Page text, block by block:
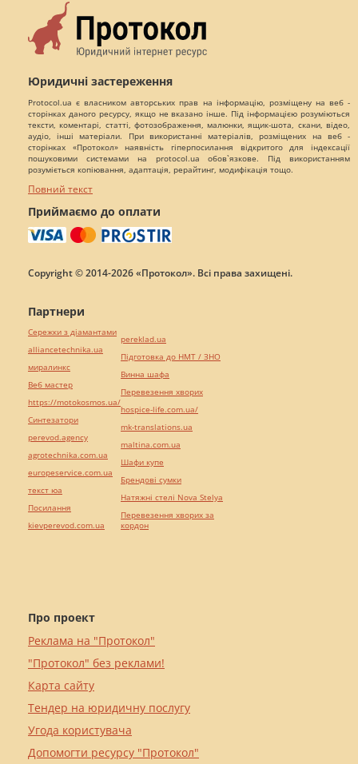
Юридичні застереження
Protocol.ua є власником авторських прав на інформацію, розміщену на веб -
сторінках даного ресурсу, якщо не вказано інше. Під інформацією розуміються
тексти, коментарі, статті, фотозображення, малюнки, ящик-шота, скани, відео,
аудіо, інші матеріали. При використанні матеріалів, розміщених на веб -
сторінках «Протокол» наявність гіперпосилання відкритого для індексації
пошуковими системами на protocol.ua обов`язкове. Під використанням
розуміється копіювання, адаптація, рерайтинг, модифікація тощо.
Повний текст
Приймаємо до оплати
Copyright © 2014-2026 «Протокол». Всі права захищені.
Про проект
Реклама на "Протокол"
"Протокол" без реклами!
Карта сайту
Тендер на юридичну послугу
Угода користувача
Допомогти ресурсу "Протокол"
Партнери
Сережки з діамантами
alliancetechnika.ua
миралинкс
Веб мастер
https://motokosmos.ua/
Синтезатори
perevod.agency
agrotechnika.com.ua
europeservice.com.ua
текст юа
Посилання
kievperevod.com.ua
pereklad.ua
Підготовка до НМТ / ЗНО
Винна шафа
Перевезення хворих
hospice-life.com.ua/
mk-translations.ua
maltina.com.ua
Шафи купе
Брендові сумки
Натяжні стелі Nova Stelya
Перевезення хворих за
кордон